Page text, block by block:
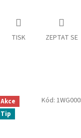
TISK ZEPTAT SE
Akce
Tip
Kód: